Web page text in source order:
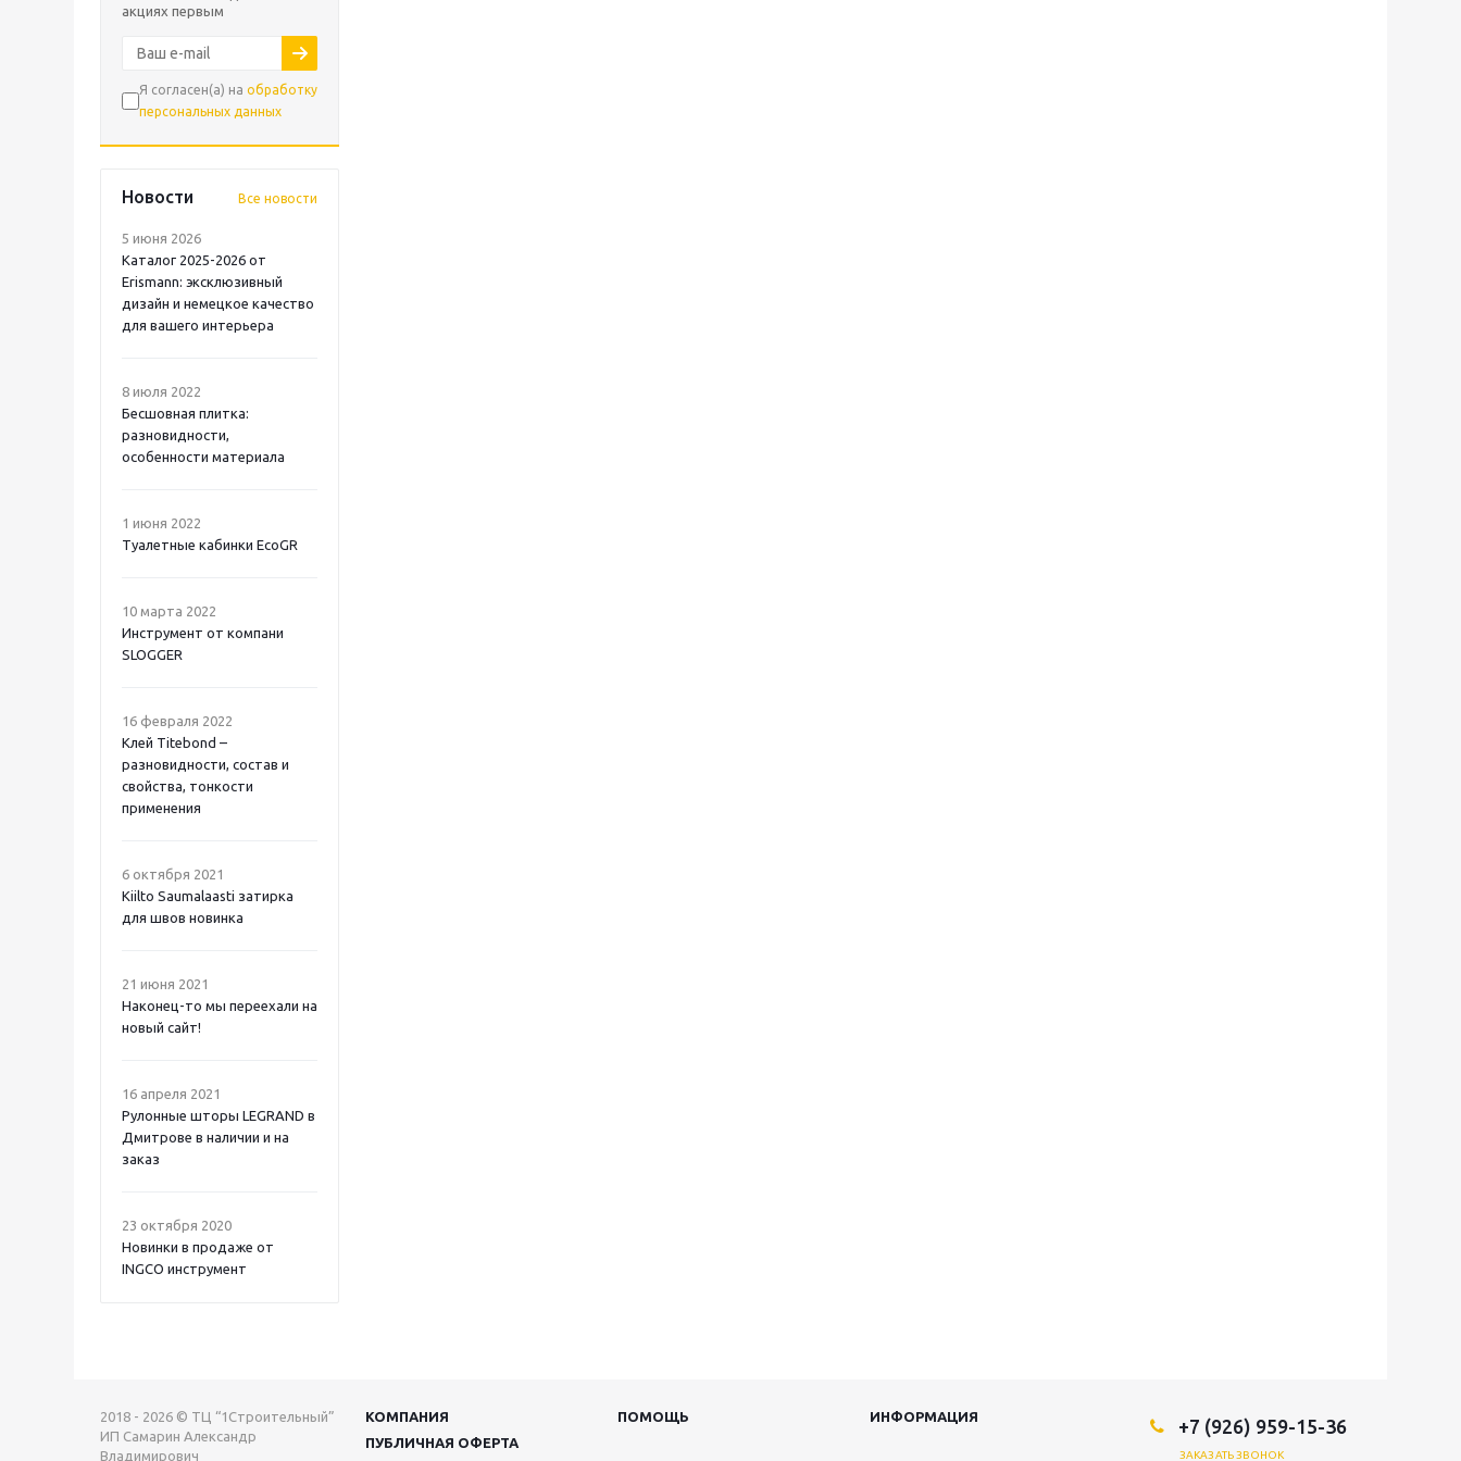
акциях первым
Я согласен(а) на обработку
персональных данных
Новости Все новости
5 июня 2026
Каталог 2025-2026 от
Erismann: эксклюзивный
дизайн и немецкое качество
для вашего интерьера
8 июля 2022
Бесшовная плитка:
разновидности,
особенности материала
1 июня 2022
Туалетные кабинки EcoGR
10 марта 2022
Инструмент от компани
SLOGGER
16 февраля 2022
Клей Titebond –
разновидности, состав и
свойства, тонкости
применения
6 октября 2021
Kiilto Saumalaasti затирка
для швов новинка
21 июня 2021
Наконец-то мы переехали на
новый сайт!
16 апреля 2021
Рулонные шторы LEGRAND в
Дмитрове в наличии и на
заказ
23 октября 2020
Новинки в продаже от
INGCO инструмент
2018 - 2026 © ТЦ “1Строительный”
ИП Самарин Александр
Владимирович
КОМПАНИЯ ПОМОЩЬ
ИНФОРМАЦИЯ
ПУБЛИЧНАЯ ОФЕРТА
+7 (926) 959-15-36
ЗАКАЗАТЬ ЗВОНОК